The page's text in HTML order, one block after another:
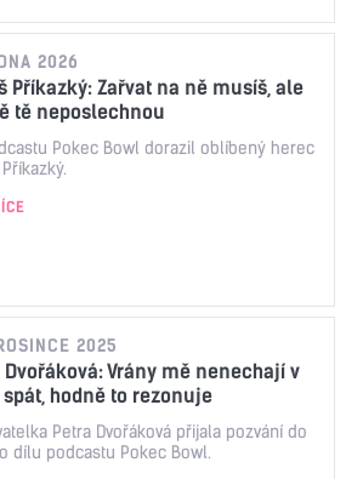
2026
Příkazký: Zařvat na ně musíš, ale
tě neposlechnou
Pokec Bowl dorazil oblíbený herec
2025
Dvořáková: Vrány mě nenechají v
hodně to rezonuje
Petra Dvořáková přijala pozvání do
dílu podcastu Pokec Bowl.